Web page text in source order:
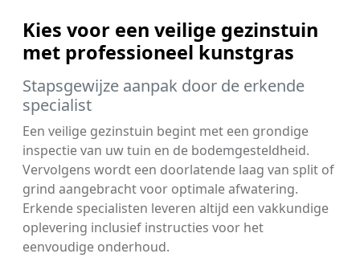
Kies voor een veilige gezinstuin
met professioneel kunstgras
Stapsgewijze aanpak door de erkende
specialist
Een veilige gezinstuin begint met een grondige
inspectie van uw tuin en de bodemgesteldheid.
Vervolgens wordt een doorlatende laag van split of
grind aangebracht voor optimale afwatering.
Erkende specialisten leveren altijd een vakkundige
oplevering inclusief instructies voor het
eenvoudige onderhoud.